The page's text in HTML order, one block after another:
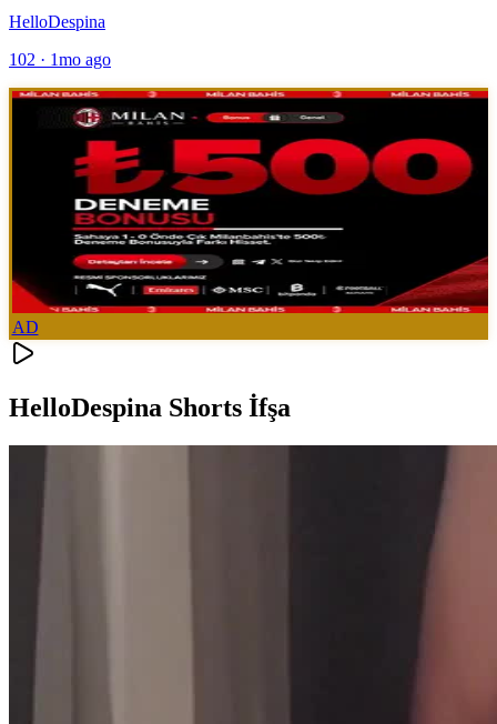
HelloDespina
102 · 1mo ago
AD
HelloDespina Shorts İfşa